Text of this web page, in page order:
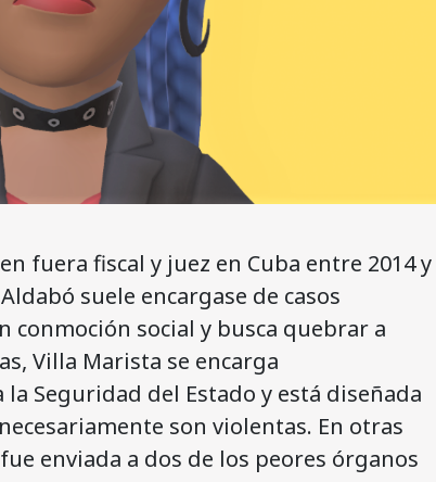
fuera fiscal y juez en Cuba entre 2014 y
suele encargase de casos
conmoción social y busca quebrar a
Villa Marista se encarga
Seguridad del Estado y está diseñada
son violentas. En otras
enviada a dos de los peores órganos